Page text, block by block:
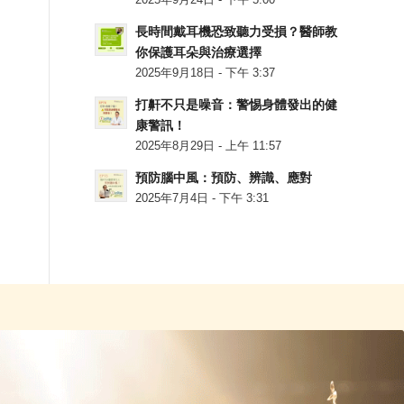
長時間戴耳機恐致聽力受損？醫師教
你保護耳朵與治療選擇
2025年9月18日 - 下午 3:37
打鼾不只是噪音：警惕身體發出的健
康警訊！
2025年8月29日 - 上午 11:57
預防腦中風：預防、辨識、應對
2025年7月4日 - 下午 3:31